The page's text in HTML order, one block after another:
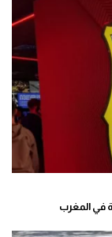
في المغرب